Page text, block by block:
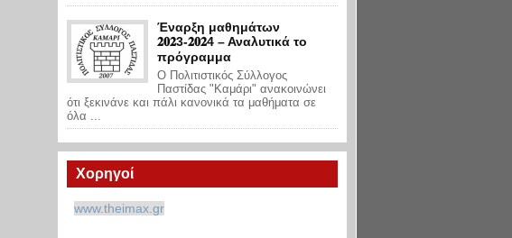
Έναρξη μαθημάτων
𝟐𝟎𝟐3-𝟐𝟎𝟐4 – Αναλυτικά το
πρόγραμμα
Ο Πολιτιστικός Σύλλογος
Παστίδας "Καμάρι" ανακοινώνει
ότι ξεκινάνε και πάλι κανονικά τα μαθήματα σε
όλα ...
Χορηγοί
www.theimax.gr